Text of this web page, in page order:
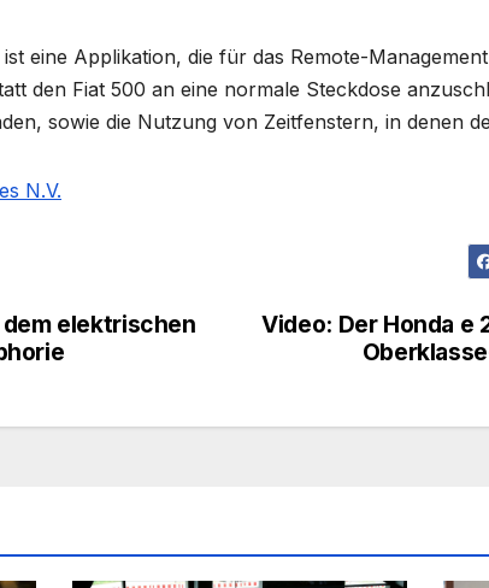
eine Applikation, die für das Remote-
den Fiat 500 an eine normale Steckdose
sowie die Nutzung von Zeitfenstern, in denen
N.V.
Video: Der Honda e
dem elektrischen